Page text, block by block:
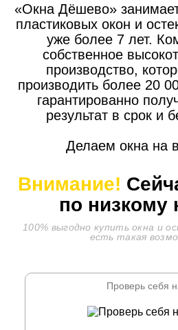
«Окна Дёшево»
пластиковых окон и
уже более 7 лет.
собственное
производство,
производить более 20
гарантированно
результат в срок и
Делаем окна на
Внимание!
по низкому
100% выгодно купить окна и
есть такая